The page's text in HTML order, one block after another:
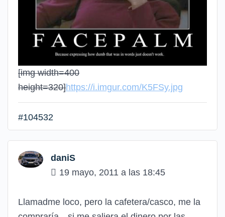
[img width=400
height=320]https://i.imgur.com/K5FSy.jpg
#104532
daniS
19 mayo, 2011 a las 18:45
Llamadme loco, pero la cafetera/casco, me la